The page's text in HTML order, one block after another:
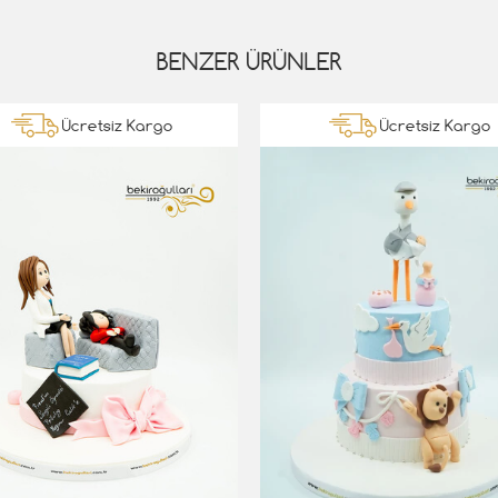
BENZER ÜRÜNLER
Ücretsiz Kargo Ücretsiz Kargo